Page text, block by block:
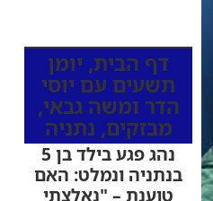
דף הבית, יומן
תשעים עם יוסי
הדר ומשה גבאי,
מבזקים, נתניה
נהג פגע בילד בן 5
בנתניה ונמלט: האם
טוענת – "נאלצתי